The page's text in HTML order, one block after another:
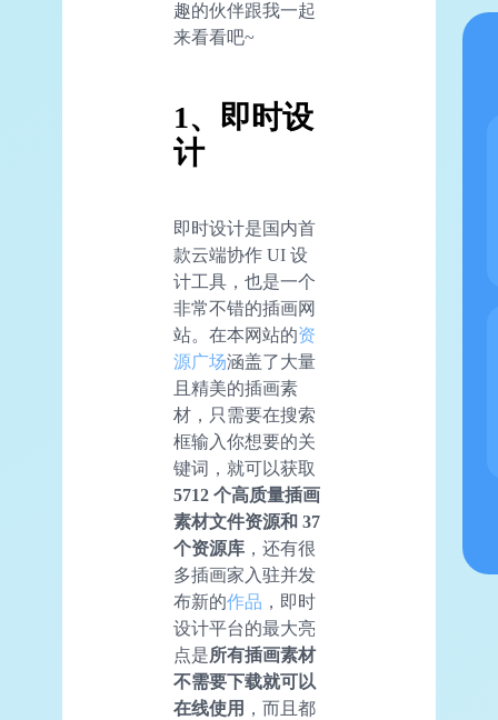
趣的伙伴跟我一起
来看看吧~
1、即时设
计
即时设计是国内首
款云端协作 UI 设
计工具，也是一个
非常不错的插画网
站。在本网站的资
源广场涵盖了大量
且精美的插画素
材，只需要在搜索
框输入你想要的关
键词，就可以获取
5712 个高质量插画
素材文件资源和 37
个资源库 ，还有很
多插画家入驻并发
布新的作品 ，即时
设计平台的最大亮
点是所有插画素材
不需要下载就可以
在线使用 ，而且都